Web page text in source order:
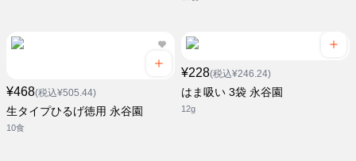
¥468(税込¥505.44)
生タイプひるげ徳用 永谷園
10食
¥228(税込¥246.24)
はま吸い 3袋 永谷園
12g